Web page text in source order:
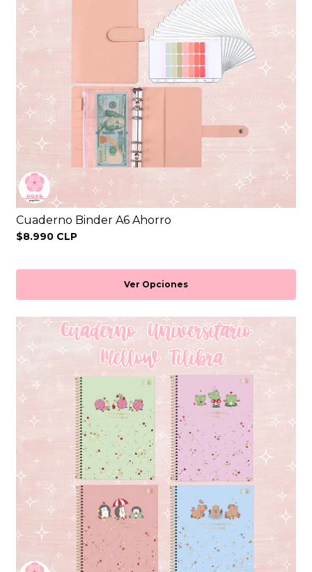
Cuaderno Binder A6 Ahorro
$8.990 CLP
Ver Opciones